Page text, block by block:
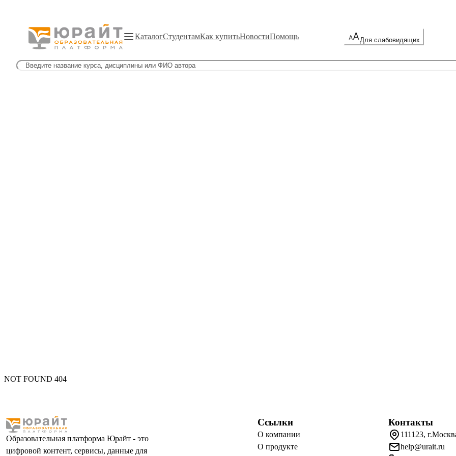
КаталогСтудентамКак купитьНовостиПомощь Для слабовидящих
NOT FOUND 404
Образовательная платформа Юрайт - это
цифровой контент, сервисы, данные для
Ссылки
О компании
О продукте
Контакты
111123,
help@urait.ru